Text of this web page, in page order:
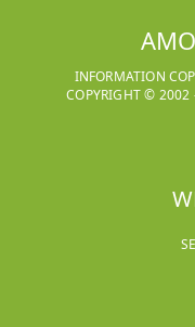
INFORMATION
COPYRIGHT ©